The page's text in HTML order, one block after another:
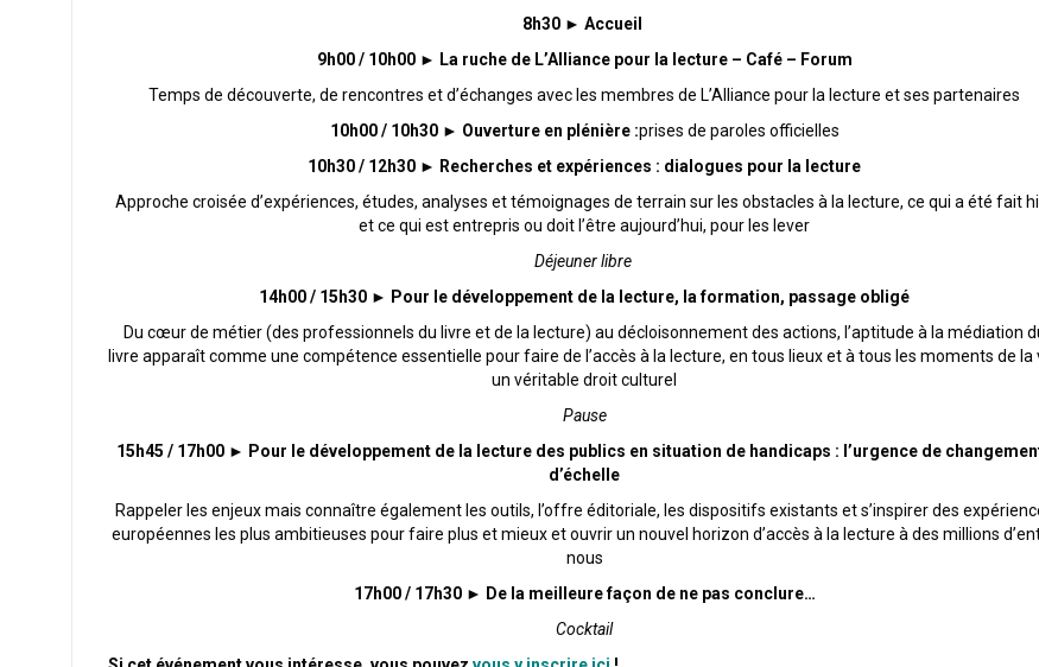
8h30 ► Accueil
9h00 / 10h00 ► La ruche de L’Alliance pour la lecture – Café – Forum
Temps de découverte, de rencontres et d’échanges avec les membres de L’Alliance pour la lecture et ses partenaires
10h00 / 10h30 ► Ouverture en plénière :prises de paroles officielles
10h30 / 12h30 ► Recherches et expériences : dialogues pour la lecture
Approche croisée d’expériences, études, analyses et témoignages de terrain sur les obstacles à la lecture, ce qui a été fait
et ce qui est entrepris ou doit l’être aujourd’hui, pour les lever
Déjeuner libre
14h00 / 15h30 ► Pour le développement de la lecture, la formation, passage obligé
Du cœur de métier (des professionnels du livre et de la lecture) au décloisonnement des actions, l’aptitude à la médiation
livre apparaît comme une compétence essentielle pour faire de l’accès à la lecture, en tous lieux et à tous les moments de la
un véritable droit culturel
Pause
15h45 / 17h00 ► Pour le développement de la lecture des publics en situation de handicaps : l’urgence de
d’échelle
Rappeler les enjeux mais connaître également les outils, l’offre éditoriale, les dispositifs existants et s’inspirer des
européennes les plus ambitieuses pour faire plus et mieux et ouvrir un nouvel horizon d’accès à la lecture à des millions
nous
17h00 / 17h30 ► De la meilleure façon de ne pas conclure…
Cocktail